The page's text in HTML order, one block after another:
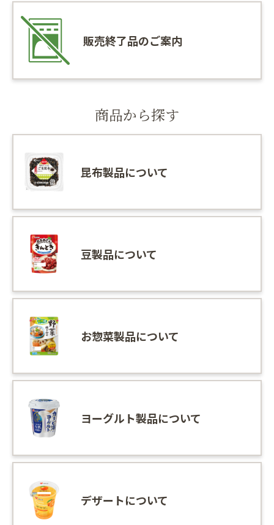
販売終了品のご案内
商品から探す
昆布製品について
豆製品について
お惣菜製品について
ヨーグルト製品について
デザートについて